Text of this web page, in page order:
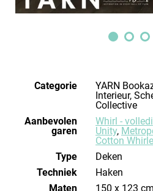
Categorie
YARN Bookazine 12 - Romance,
Interieur,
Collective
Aanbevolen
garen
Whirl -
Unity,
Cotton
Type
Deken
Techniek
haken
Maten
150 x 123 cm